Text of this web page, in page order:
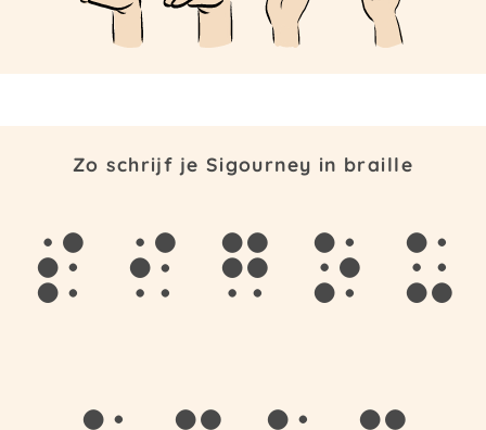
Zo schrijf je Sigourney in braille
s i g o u